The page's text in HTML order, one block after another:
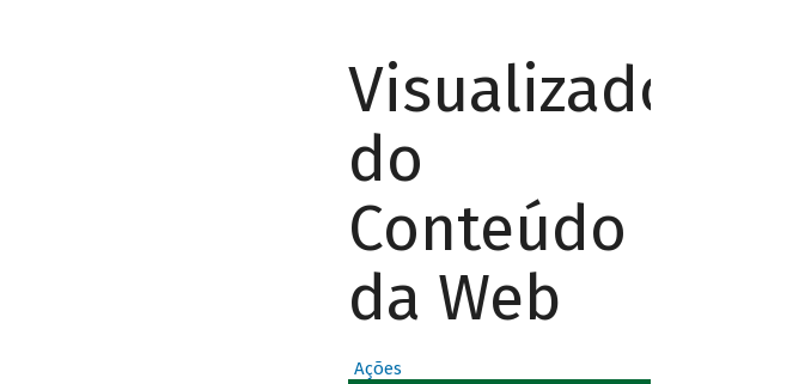
Visualizador
do
Conteúdo
da Web
Ações